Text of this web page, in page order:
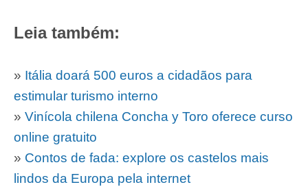
Leia também:
» Itália doará 500 euros a cidadãos para
estimular turismo interno
» Vinícola chilena Concha y Toro oferece curso
online gratuito
» Contos de fada: explore os castelos mais
lindos da Europa pela internet